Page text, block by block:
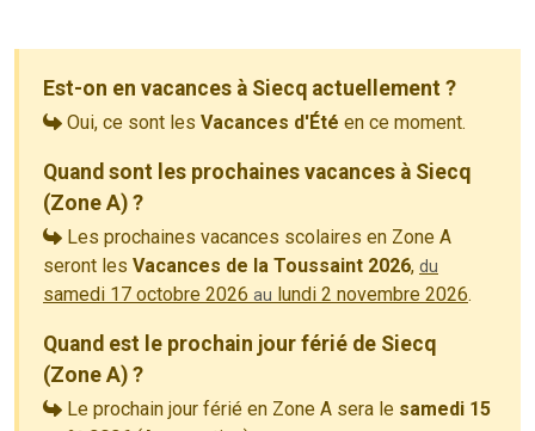
Est-on en vacances à Siecq actuellement ?
Oui, ce sont les Vacances d'Été en ce moment.
Quand sont les prochaines vacances à Siecq
(Zone A) ?
Les prochaines vacances scolaires en Zone A
seront les Vacances de la Toussaint 2026, du
samedi 17 octobre 2026 au lundi 2 novembre 2026.
Quand est le prochain jour férié de Siecq
(Zone A) ?
Le prochain jour férié en Zone A sera le samedi 15